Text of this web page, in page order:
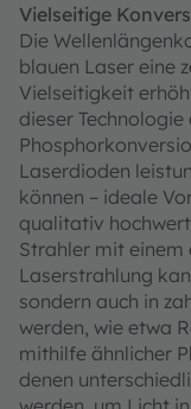
Vielseitige
Die
blauen Laser eine
Vielseitigkeit
dieser
Laserdioden
können – ideale
qualitativ
Strahler mit einem
Laserstrahlung
sondern auch in
werden, wie etwa
mithilfe ähnlicher
denen